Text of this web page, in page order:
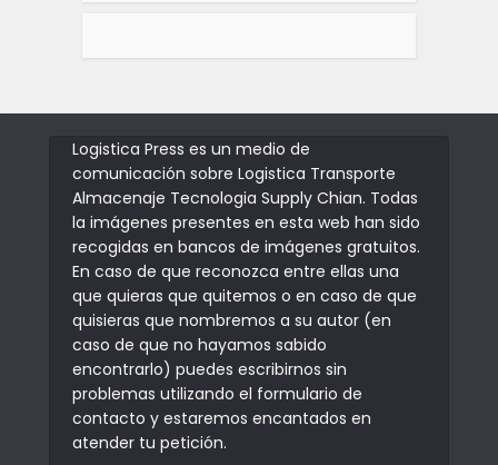
Logistica Press es un medio de
comunicación sobre Logistica Transporte
Almacenaje Tecnologia Supply Chian. Todas
la imágenes presentes en esta web han sido
recogidas en bancos de imágenes gratuitos.
En caso de que reconozca entre ellas una
que quieras que quitemos o en caso de que
quisieras que nombremos a su autor (en
caso de que no hayamos sabido
encontrarlo) puedes escribirnos sin
problemas utilizando el formulario de
contacto y estaremos encantados en
atender tu petición.